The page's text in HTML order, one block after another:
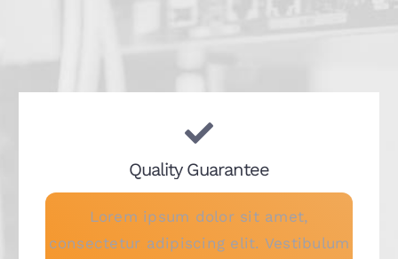
Quality Guarantee
Lorem ipsum dolor sit amet,
consectetur adipiscing elit. Vestibulum